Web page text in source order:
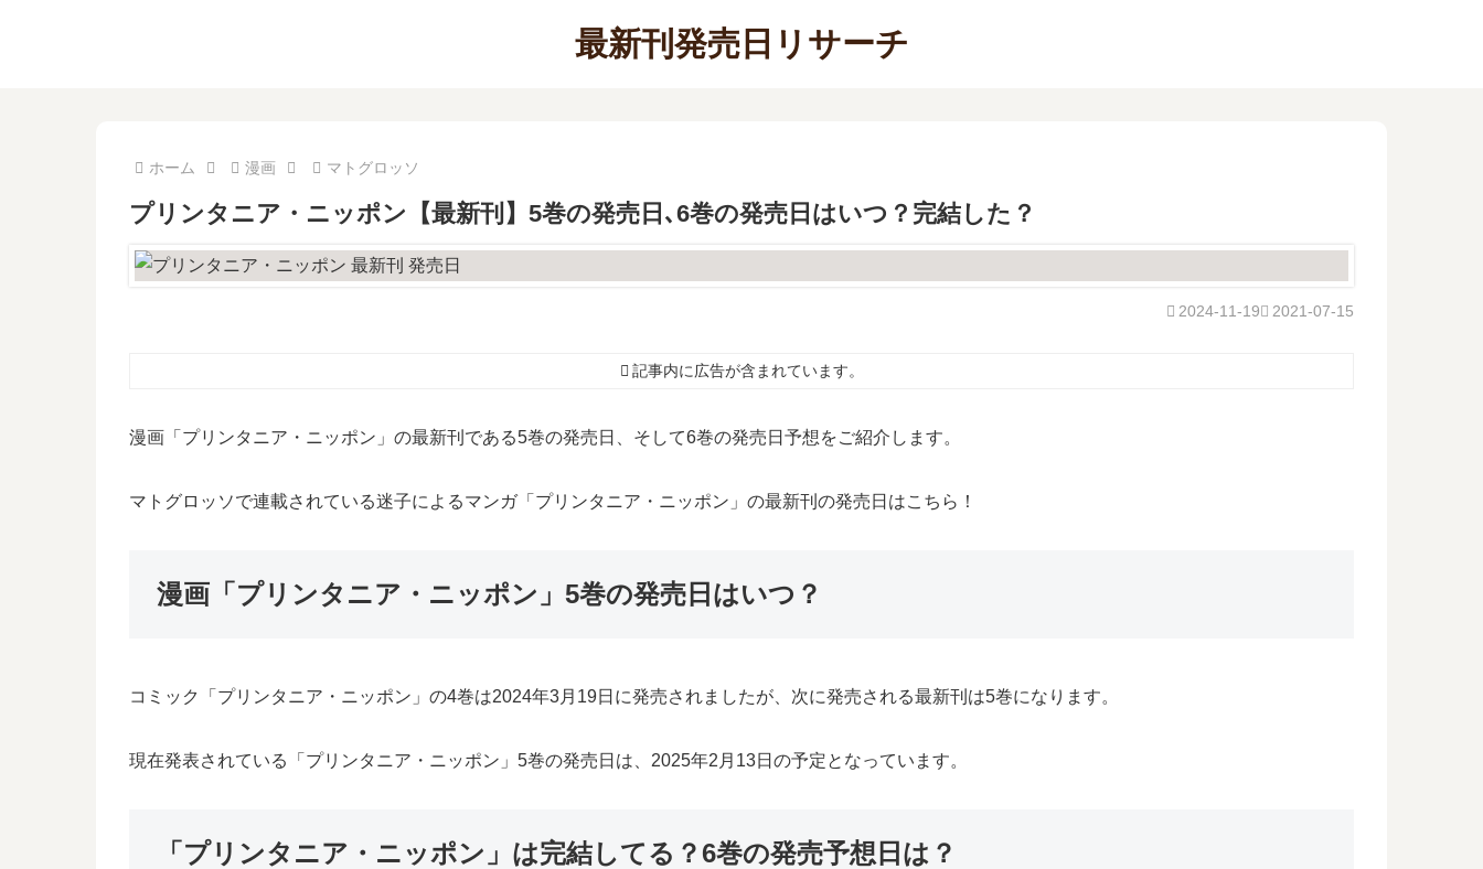
最新刊発売日リサーチ
ホーム 漫画 マトグロッソ
プリンタニア・ニッポン【最新刊】5巻の発売日､6巻の発売日はいつ？完結した？
2021-07-15
2024-11-19
記事内に広告が含まれています。
漫画「プリンタニア・ニッポン」の最新刊である5巻の発売日、そして6巻の発売日予想をご紹介します。
マトグロッソで連載されている迷子によるマンガ「プリンタニア・ニッポン」の最新刊の発売日はこちら！
漫画「プリンタニア・ニッポン」5巻の発売日はいつ？
コミック「プリンタニア・ニッポン」の4巻は2024年3月19日に発売されましたが、次に発売される最新刊は5巻になります。
現在発表されている「プリンタニア・ニッポン」5巻の発売日は、2025年2月13日の予定となっています。
「プリンタニア・ニッポン」は完結してる？6巻の発売予想日は？